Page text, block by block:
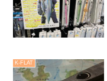
K-FLAT